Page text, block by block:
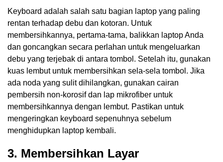
Keyboard adalah salah satu bagian laptop yang paling
rentan terhadap debu dan kotoran. Untuk
membersihkannya, pertama-tama, balikkan laptop Anda
dan goncangkan secara perlahan untuk mengeluarkan
debu yang terjebak di antara tombol. Setelah itu, gunakan
kuas lembut untuk membersihkan sela-sela tombol. Jika
ada noda yang sulit dihilangkan, gunakan cairan
pembersih non-korosif dan lap mikrofiber untuk
membersihkannya dengan lembut. Pastikan untuk
mengeringkan keyboard sepenuhnya sebelum
menghidupkan laptop kembali.
3. Membersihkan Layar